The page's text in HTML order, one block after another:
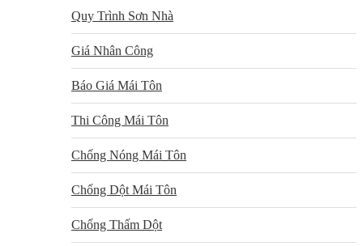
Quy Trình Sơn Nhà
Giá Nhân Công
Báo Giá Mái Tôn
Thi Công Mái Tôn
Chống Nóng Mái Tôn
Chống Dột Mái Tôn
Chống Thấm Dột